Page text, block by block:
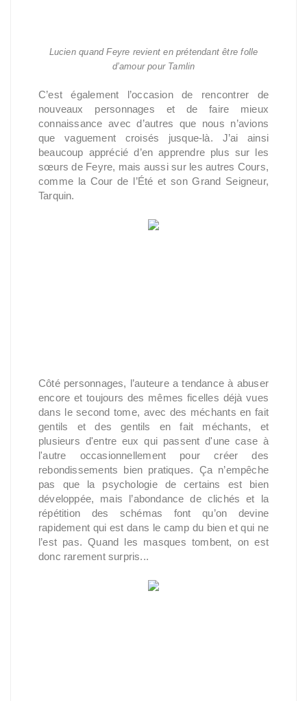
Lucien quand Feyre revient en prétendant être folle
d’amour pour Tamlin
C’est également l’occasion de rencontrer de
nouveaux personnages et de faire mieux
connaissance avec d’autres que nous n’avions
que vaguement croisés jusque-là. J’ai ainsi
beaucoup apprécié d’en apprendre plus sur les
sœurs de Feyre, mais aussi sur les autres Cours,
comme la Cour de l’Été et son Grand Seigneur,
Tarquin.
Côté personnages, l’auteure a tendance à abuser
encore et toujours des mêmes ficelles déjà vues
dans le second tome, avec des méchants en fait
gentils et des gentils en fait méchants, et
plusieurs d'entre eux qui passent d'une case à
l'autre occasionnellement pour créer des
rebondissements bien pratiques. Ça n’empêche
pas que la psychologie de certains est bien
développée, mais l’abondance de clichés et la
répétition des schémas font qu’on devine
rapidement qui est dans le camp du bien et qui ne
l’est pas. Quand les masques tombent, on est
donc rarement surpris...